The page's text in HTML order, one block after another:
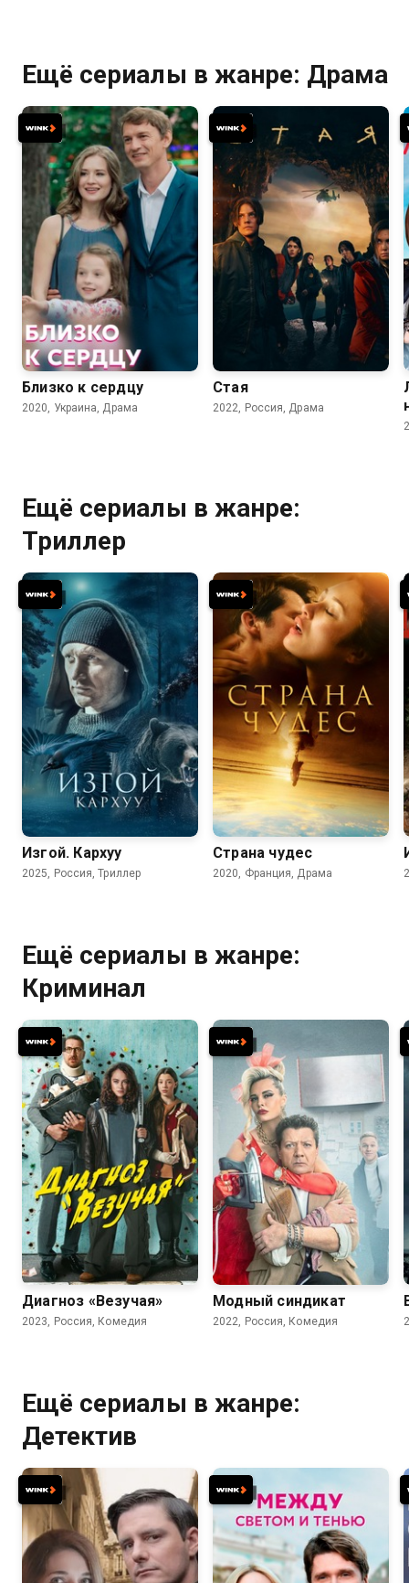
Ещё сериалы в жанре: Драма
7.1
Близко к сердцу
2020, Украина, Драма
Стая
2022, Россия, Драма
Ещё сериалы в жанре:
Триллер
Изгой. Кархуу
2025, Россия, Триллер
7.5 6.4
Страна чудес
2020, Франция, Драма
Ещё сериалы в жанре:
Криминал
7.4
Диагноз «Везучая»
2023, Россия, Комедия
7.6
Модный синдикат
2022, Россия, Комедия
Ещё сериалы в жанре:
Детектив